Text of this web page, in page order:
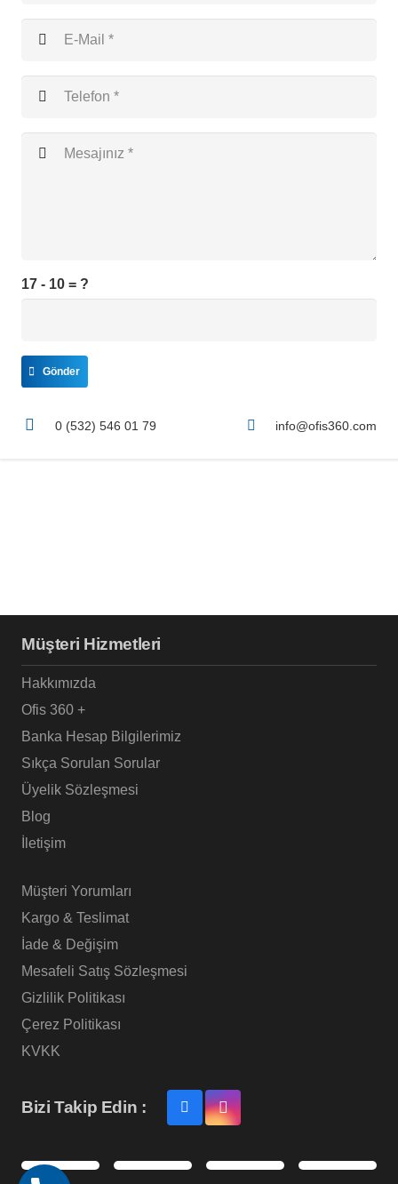
17 - 10 = ?
Gönder
0 (532) 546 01 79 info@ofis360.com
Müşteri Hizmetleri
Hakkımızda
Ofis 360 +
Banka Hesap Bilgilerimiz
Sıkça Sorulan Sorular
Üyelik Sözleşmesi
Blog
İletişim
Müşteri Yorumları
Kargo & Teslimat
İade & Değişim
Mesafeli Satış Sözleşmesi
Gizlilik Politikası
Çerez Politikası
KVKK
Bizi Takip Edin :